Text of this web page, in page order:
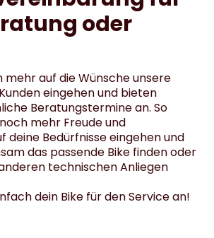
oder
mehr auf die Wünsche unsere
eingehen und bieten
Beratungstermine an. So
mehr Freude und
deine Bedürfnisse eingehen und
das passende Bike finden oder
technischen Anliegen
dein Bike für den Service an!